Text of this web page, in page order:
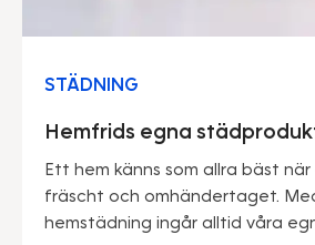
STÄDNING
Hemfrids egna
Ett hem känns som allra bäst
fräscht och omhändertaget.
hemstädning ingår alltid våra